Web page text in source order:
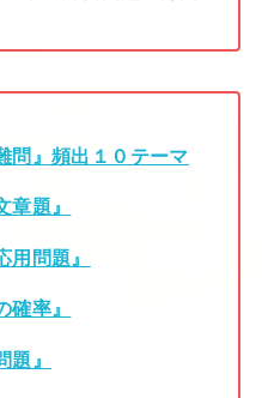
問』頻出１０テーマ
題』
問題』
率』
』